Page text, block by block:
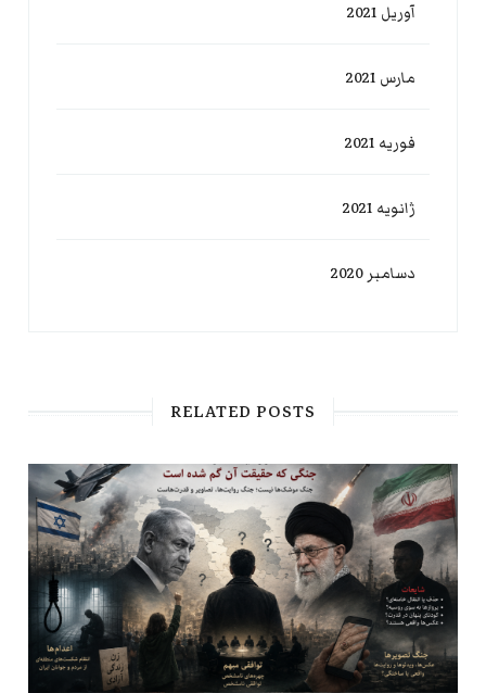
آوریل 2021
مارس 2021
فوریه 2021
ژانویه 2021
دسامبر 2020
RELATED POSTS